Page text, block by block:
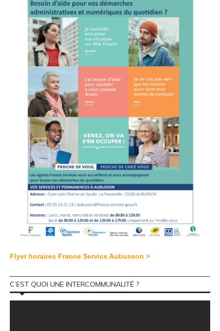
Flyer horaires France Service Aubusson >
C’EST QUOI UNE INTERCOMMUNALITÉ ?